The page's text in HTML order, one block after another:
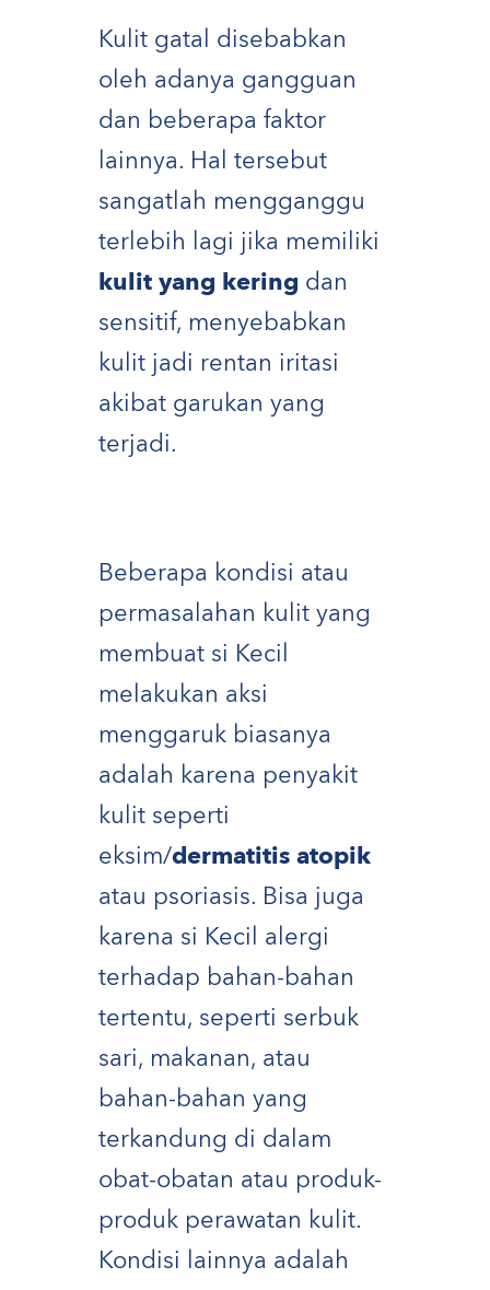
Kulit gatal disebabkan
oleh adanya gangguan
dan beberapa faktor
lainnya. Hal tersebut
sangatlah mengganggu
terlebih lagi jika memiliki
kulit yang kering dan
sensitif, menyebabkan
kulit jadi rentan iritasi
akibat garukan yang
terjadi.
Beberapa kondisi atau
permasalahan kulit yang
membuat si Kecil
melakukan aksi
menggaruk biasanya
adalah karena penyakit
kulit seperti
eksim/dermatitis atopik
atau psoriasis. Bisa juga
karena si Kecil alergi
terhadap bahan-bahan
tertentu, seperti serbuk
sari, makanan, atau
bahan-bahan yang
terkandung di dalam
obat-obatan atau produk-
produk perawatan kulit.
Kondisi lainnya adalah